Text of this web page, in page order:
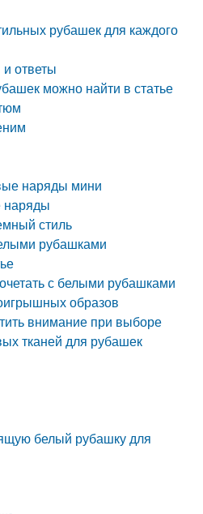
рубашек для каждого
ответы
можно найти в статье
наряды мини
наряды
стиль
рубашками
с белыми рубашками
образов
внимание при выборе
тканей для рубашек
белый рубашку для